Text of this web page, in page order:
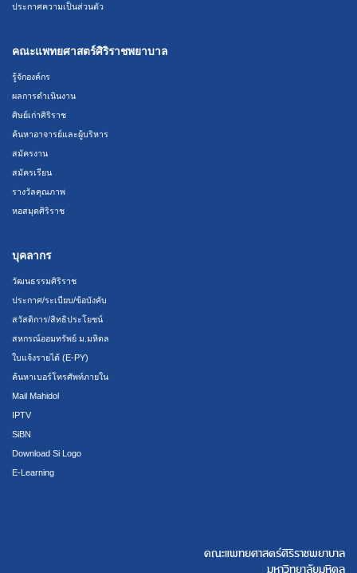
ประกาศความเป็นส่วนตัว
คณะแพทยศาสตร์ศิริราชพยาบาล
รู้จักองค์กร
ผลการดำเนินงาน
ศิษย์เก่าศิริราช
ค้นหาอาจารย์และผู้บริหาร
สมัครงาน
สมัครเรียน
รางวัลคุณภาพ
หอสมุดศิริราช
บุคลากร
วัฒนธรรมศิริราช
ประกาศ/ระเบียบ/ข้อบังคับ
สวัสดิการ/สิทธิประโยชน์
สหกรณ์ออมทรัพย์ ม.มหิดล
ใบแจ้งรายได้ (E-PY)
ค้นหาเบอร์โทรศัพท์ภายใน
Mail Mahidol
IPTV
SiBN
Download Si Logo
E-Learning
คณะแพทยศาสตร์ศิริราชพยาบาล